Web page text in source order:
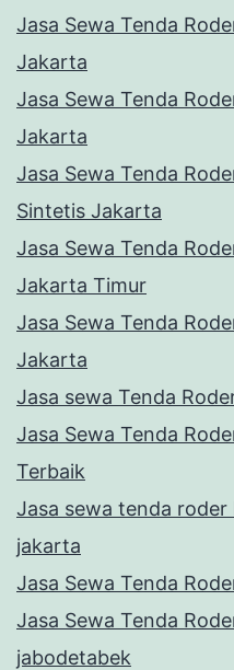
Jasa Sewa Tenda
Jakarta
Jasa Sewa Tenda
Jakarta
Jasa Sewa Tenda
Sintetis Jakarta
Jasa Sewa Tenda
Jakarta Timur
Jasa Sewa Tenda
Jakarta
Jasa sewa Tenda
Jasa Sewa Tenda
Terbaik
Jasa sewa tenda
jakarta
Jasa Sewa Tenda
Jasa Sewa Tenda
jabodetabek